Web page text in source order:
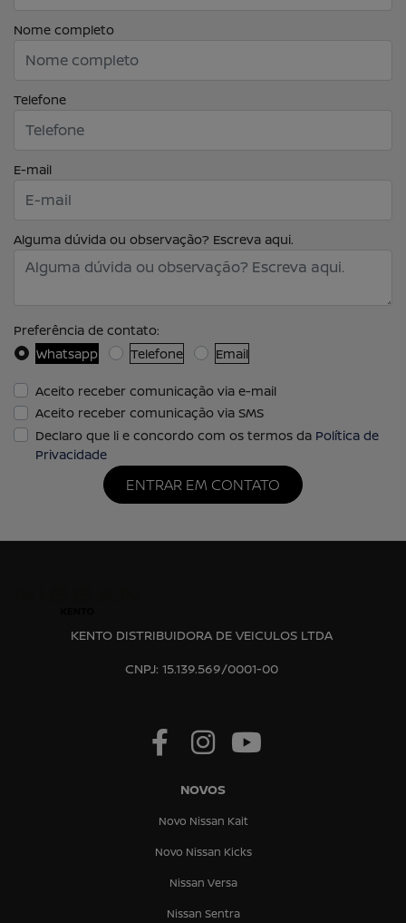
Nome completo
Telefone
E-mail
Alguma dúvida ou observação? Escreva aqui.
Preferência de contato:
Whatsapp
Telefone Email
Aceito receber comunicação via e-mail
Aceito receber comunicação via SMS
Declaro que li e concordo com os termos da Política de
Privacidade
ENTRAR EM CONTATO
KENTO DISTRIBUIDORA DE VEICULOS LTDA
CNPJ: 15.139.569/0001-00
NOVOS
Novo Nissan Kait
Novo Nissan Kicks
Nissan Versa
Nissan Sentra